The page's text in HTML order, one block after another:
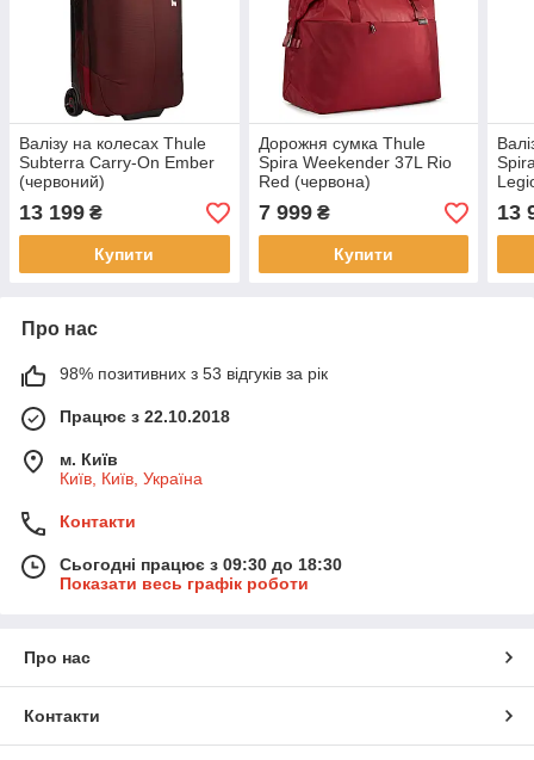
Валізу на колесах Thule
Subterra Carry-On Ember
(червоний)
13 199 ₴
Купити
Дорожня сумка Thule
Spira Weekender 37L Rio
Red (червона)
7 999₴
Купити
13
Про нас
98% позитивних з 53 відгуків за рік
Працює з 22.10.2018
м. Київ
Київ, Київ, Україна
Контакти
Сьогодні працює з 09:30 до 18:30
Показати весь графік роботи
Про нас
Контакти